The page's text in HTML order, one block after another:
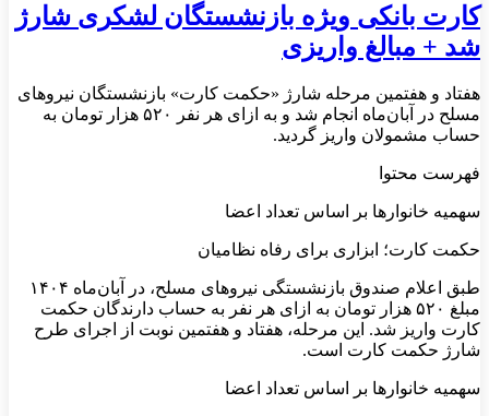
کارت بانکی ویژه بازنشستگان لشکری شارژ
شد + مبالغ واریزی
هفتاد و هفتمین مرحله شارژ «حکمت کارت» بازنشستگان نیروهای
مسلح در آبان‌ماه انجام شد و به ازای هر نفر ۵۲۰ هزار تومان به
حساب مشمولان واریز گردید.
فهرست محتوا
سهمیه خانوارها بر اساس تعداد اعضا
حکمت کارت؛ ابزاری برای رفاه نظامیان
طبق اعلام صندوق بازنشستگی نیروهای مسلح، در آبان‌ماه ۱۴۰۴
مبلغ ۵۲۰ هزار تومان به ازای هر نفر به حساب دارندگان حکمت
کارت واریز شد. این مرحله، هفتاد و هفتمین نوبت از اجرای طرح
شارژ حکمت کارت است.
سهمیه خانوارها بر اساس تعداد اعضا